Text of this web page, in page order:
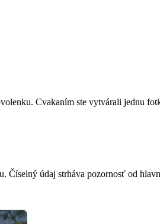
Cvakaním ste vytvárali jednu
údaj strháva pozornosť od